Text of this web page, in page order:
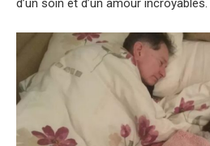
d’un soin et d’un amour incroyables.